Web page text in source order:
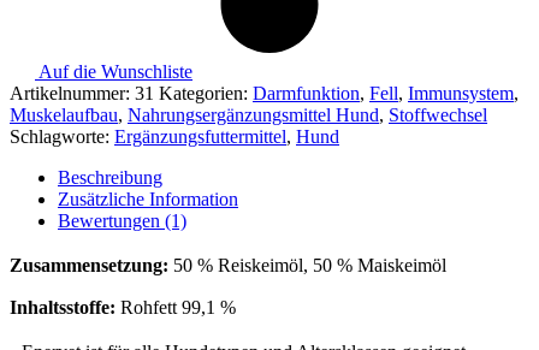
Auf die Wunschliste
Artikelnummer: 31 Kategorien: Darmfunktion, Fell, Immunsystem,
Muskelaufbau, Nahrungsergänzungsmittel Hund, Stoffwechsel
Schlagworte: Ergänzungsfuttermittel, Hund
Beschreibung
Zusätzliche Information
Bewertungen (1)
Zusammensetzung: 50 % Reiskeimöl, 50 % Maiskeimöl
Inhaltsstoffe: Rohfett 99,1 %